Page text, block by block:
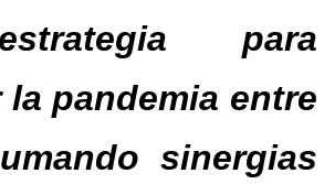
para
pandemia entre
sinergias